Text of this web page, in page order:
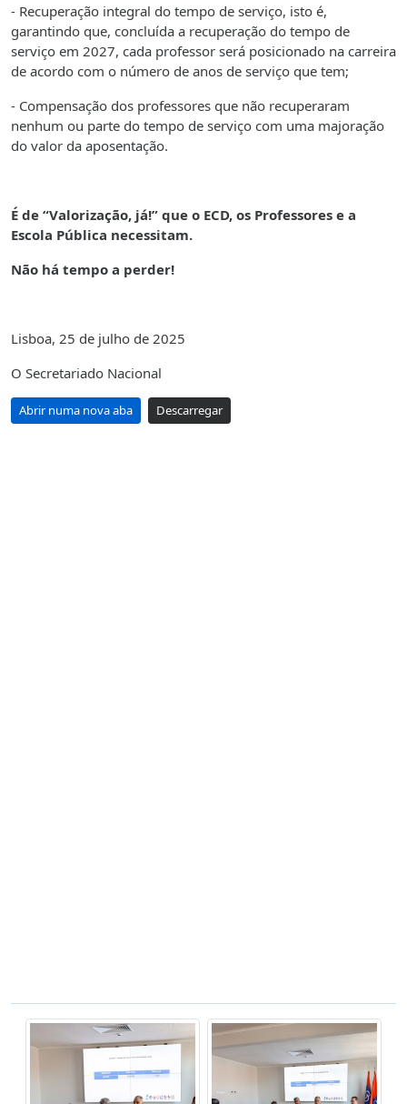
- Recuperação integral do tempo de serviço, isto é,
garantindo que, concluída a recuperação do tempo de
serviço em 2027, cada professor será posicionado na carreira
de acordo com o número de anos de serviço que tem;
- Compensação dos professores que não recuperaram
nenhum ou parte do tempo de serviço com uma majoração
do valor da aposentação.
É de “Valorização, já!” que o ECD, os Professores e a
Escola Pública necessitam.
Não há tempo a perder!
Lisboa, 25 de julho de 2025
O Secretariado Nacional
Abrir numa nova aba Descarregar